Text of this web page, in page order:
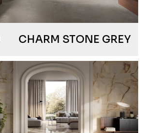
CHARM STONE GREY